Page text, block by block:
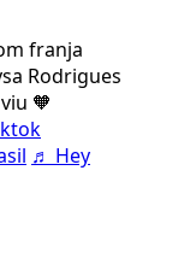
franja
Rodrigues
🧡
♬ Hey